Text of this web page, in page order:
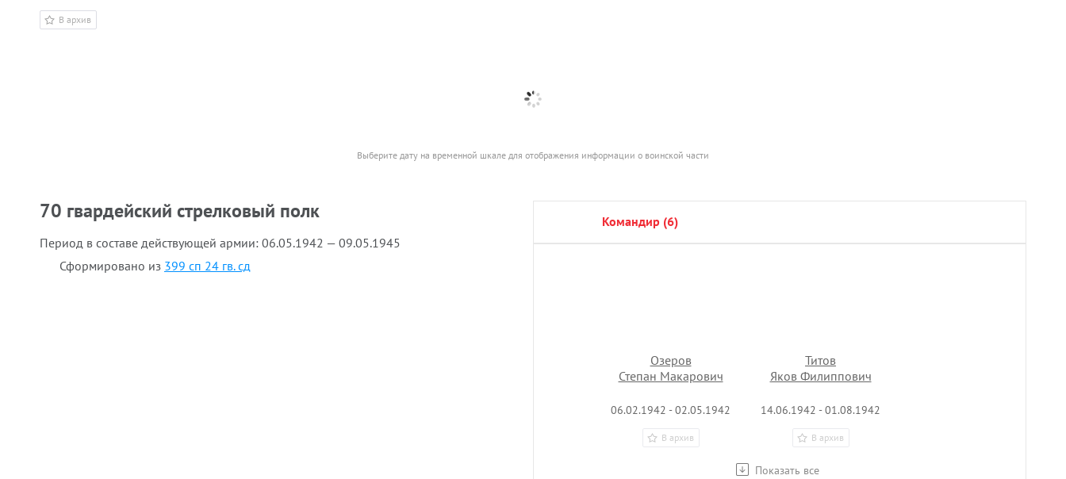
В архив
Выберите дату на временной шкале для отображения информации о воинской части
70 гвардейский стрелковый полк
Период в составе действующей армии: 06.05.1942 — 09.05.1945
Сформировано из 399 сп 24 гв. сд
командир (6)
Показать все
Озеров
Степан Макарович
06.02.1942 - 02.05.1942
В архив
Титов
Яков Филиппович
14.06.1942 - 01.08.1942
В архив